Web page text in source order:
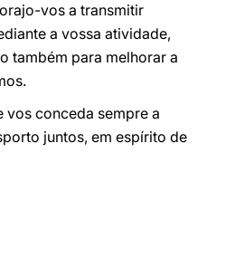
vos a transmitir
a vossa atividade,
também para melhorar a
vos conceda sempre a
juntos, em espírito de